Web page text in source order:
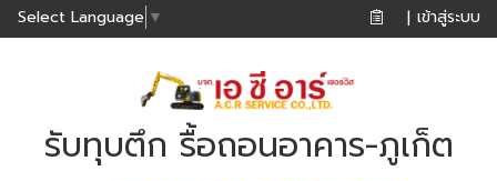
Select Language ▼ | เข้าสู่ระบบ
รับทุบตึก รื้อถอนอาคาร-ภูเก็ต